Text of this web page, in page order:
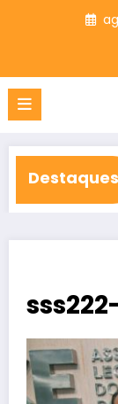
Destaques
Ceará Lula
agosto 9,